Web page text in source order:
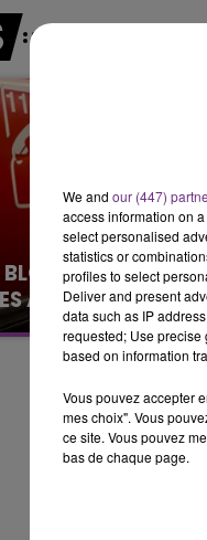
LA
ARDENNES
ce mercredi
We and our (447)
access information on
select personalised
statistics or
profiles to select
Deliver and present
data such as IP
requested; Use precise
based on information
Vous pouvez accepter
mes choix". Vous
ce site. Vous pouvez
bas de chaque page.